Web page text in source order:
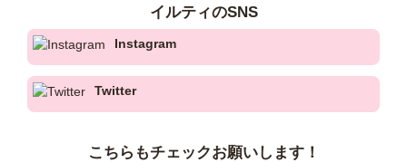
イルティのSNS
Instagram
Twitter
こちらもチェックお願いします！